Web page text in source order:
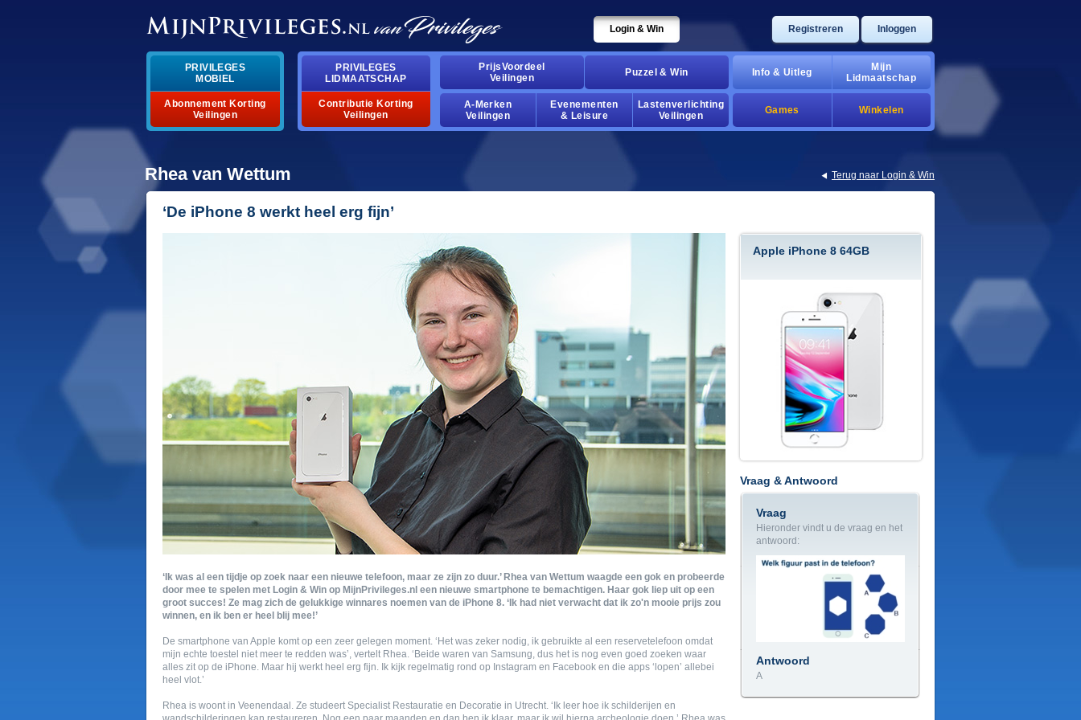
Login & Win Registreren Inloggen
PRIVILEGES
MOBIEL
Abonnement Korting
Veilingen
PRIVILEGES
LIDMAATSCHAP
Contributie Korting
Veilingen
PrijsVoordeel
Veilingen
Puzzel & Win
A-Merken
Veilingen
Evenementen
& Leisure
Lastenverlichting
Veilingen
Info & Uitleg
Mijn
Lidmaatschap
Games Winkelen
Rhea van Wettum
‘De iPhone 8 werkt heel erg fijn’
‘Ik was al een tijdje op zoek naar een nieuwe telefoon, maar ze zijn zo duur.’ Rhea van Wettum waagde een gok en probeerde
door mee te spelen met Login & Win op MijnPrivileges.nl een nieuwe smartphone te bemachtigen. Haar gok liep uit op een
groot succes! Ze mag zich de gelukkige winnares noemen van de iPhone 8. ‘Ik had niet verwacht dat ik zo'n mooie prijs zou
winnen, en ik ben er heel blij mee!’
De smartphone van Apple komt op een zeer gelegen moment. ‘Het was zeker nodig, ik gebruikte al een reservetelefoon omdat
mijn echte toestel niet meer te redden was’, vertelt Rhea. ‘Beide waren van Samsung, dus het is nog even goed zoeken waar
alles zit op de iPhone. Maar hij werkt heel erg fijn. Ik kijk regelmatig rond op Instagram en Facebook en die apps ‘lopen’ allebei
heel vlot.’
Rhea is woont in Veenendaal. Ze studeert Specialist Restauratie en Decoratie in Utrecht. ‘Ik leer hoe ik schilderijen en
Apple iPhone 8 64GB
Vraag & Antwoord
Vraag
Hieronder vindt u de vraag en het
antwoord:
Antwoord
A
Terug naar Login & Win